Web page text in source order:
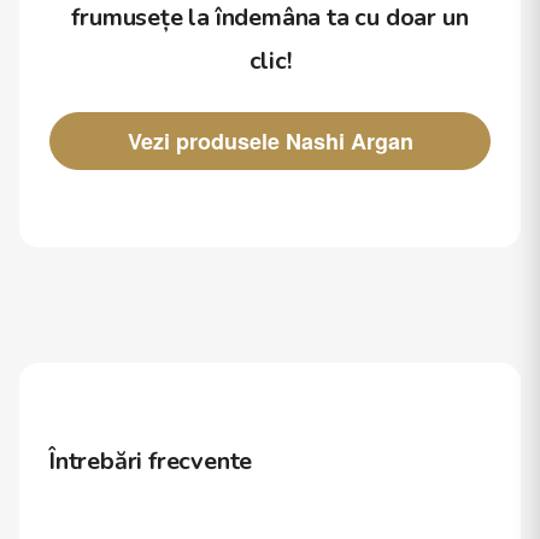
frumusețe la îndemâna ta cu doar un
clic!
Vezi produsele Nashi Argan
Întrebări frecvente